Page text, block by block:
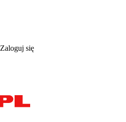
Zaloguj się